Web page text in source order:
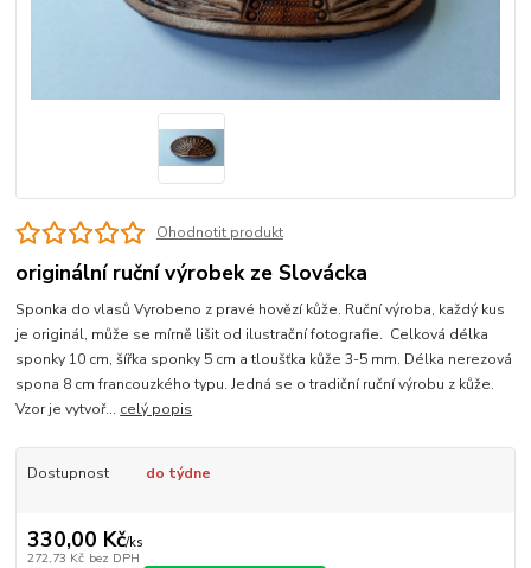
Ohodnotit produkt
originální ruční výrobek ze Slovácka
Sponka do vlasů Vyrobeno z pravé hovězí kůže. Ruční výroba, každý kus
je originál, může se mírně lišit od ilustrační fotografie. Celková délka
sponky 10 cm, šířka sponky 5 cm a tloušťka kůže 3-5 mm. Délka nerezová
spona 8 cm francouzkého typu. Jedná se o tradiční ruční výrobu z kůže.
Vzor je vytvoř... celý popis
Dostupnost do týdne
330,00 Kč/ks
272,73 Kč bez DPH